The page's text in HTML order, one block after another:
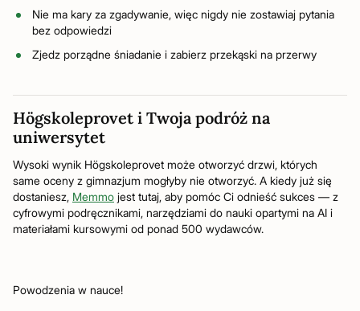
Nie ma kary za zgadywanie, więc nigdy nie zostawiaj pytania
bez odpowiedzi
Zjedz porządne śniadanie i zabierz przekąski na przerwy
Högskoleprovet i Twoja podróż na
uniwersytet
Wysoki wynik Högskoleprovet może otworzyć drzwi, których
same oceny z gimnazjum mogłyby nie otworzyć. A kiedy już się
dostaniesz, Memmo jest tutaj, aby pomóc Ci odnieść sukces — z
cyfrowymi podręcznikami, narzędziami do nauki opartymi na AI i
materiałami kursowymi od ponad 500 wydawców.
Powodzenia w nauce!